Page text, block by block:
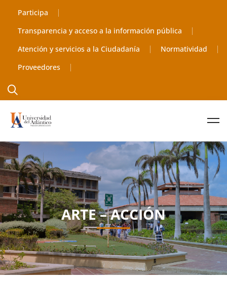
Participa
Transparencia y acceso a la información pública
Atención y servicios a la Ciudadanía
Normatividad
Proveedores
ARTE – ACCIÓN